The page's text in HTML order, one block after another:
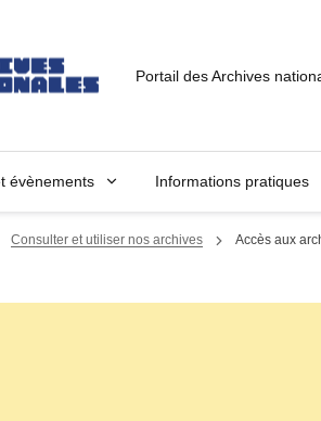
Portail des Archives
évènements Informations pratiques
Consulter et utiliser nos archives Accès aux